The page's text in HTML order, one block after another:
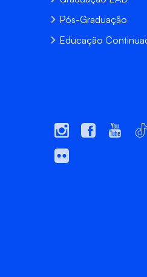
Pós-Graduação
Educação